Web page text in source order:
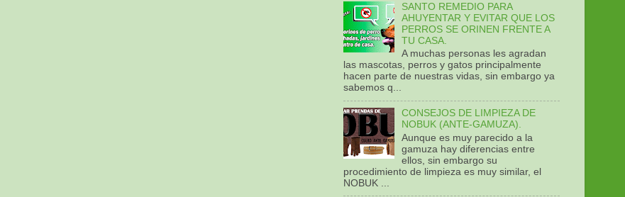
SANTO REMEDIO PARA
AHUYENTAR Y EVITAR QUE LOS
PERROS SE ORINEN FRENTE A
TU CASA.
A muchas personas les agradan
las mascotas, perros y gatos principalmente
hacen parte de nuestras vidas, sin embargo ya
sabemos q...
CONSEJOS DE LIMPIEZA DE
NOBUK (ANTE-GAMUZA).
Aunque es muy parecido a la
gamuza hay diferencias entre
ellos, sin embargo su
procedimiento de limpieza es muy similar, el
NOBUK ...